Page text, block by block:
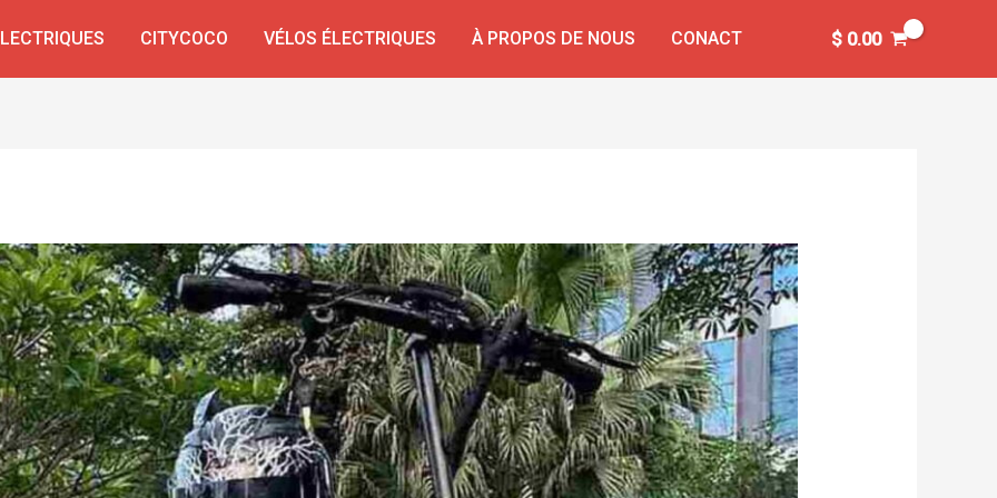
CITYCOCO VÉLOS ÉLECTRIQUES À PROPOS DE NOUS CONACT $0.00